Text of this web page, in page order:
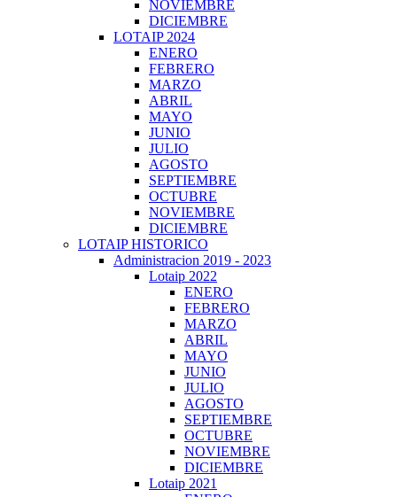
NOVIEMBRE
DICIEMBRE
LOTAIP 2024
ENERO
FEBRERO
MARZO
ABRIL
MAYO
JUNIO
JULIO
AGOSTO
SEPTIEMBRE
OCTUBRE
NOVIEMBRE
DICIEMBRE
LOTAIP HISTORICO
Administracion 2019 - 2023
Lotaip 2022
ENERO
FEBRERO
MARZO
ABRIL
MAYO
JUNIO
JULIO
AGOSTO
SEPTIEMBRE
OCTUBRE
NOVIEMBRE
DICIEMBRE
Lotaip 2021